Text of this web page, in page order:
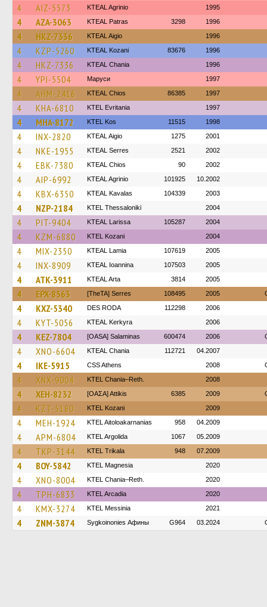
4 AIZ-5573 KTEAL Agrinio 1995
4 AZA-3063 KTEAL Patras 3298 1996
4 HKZ-7336 KTEAL Aigio 1996
4 KZP-5260 KTEAL Kozani 83676 1996
4 HKZ-7336 KTEAL Chania 1996
4 YPI-5504 Маруси 1997
4 AHM-2416 KTEAL Chios 86385 1997
4 KHA-6810 ΚΤΕL Evritania 1997
4 MHA-8172 KTEL Kos 11515 1998
4 INX-2820 KTEAL Aigio 1275 2001
4 NKE-1955 KTEAL Serres 2521 2002
4 EBK-7380 KTEAL Chios 90 2002
4 AIP-6992 KTEAL Agrinio 101925 10.2002
4 KBX-6350 KTEAL Kavalas 104339 2003
4 NZP-2184 KTEL Thessaloniki 2004
4 PIT-9404 KTEAL Larissa 105287 2004
4 KZM-6880 ΚΤΕL Kozani 2004
4 MIX-2350 KTEAL Lamia 107619 2005
4 INX-8909 KTEAL Ioannina 107503 2005
4 ATK-3911 KTEAL Arta 3814 2005
4 EPX-8563 [TheTA] Serres 108495 2005
4 KXZ-5340 DES RODA 112298 2006
4 KYT-5056 KTEAL Kerkyra 2006
4 KEZ-7804 [OASA] Salaminas 600474 2006
4 XNO-6604 KTEAL Chania 112721 04.2007
4 IKE-5915 CSS Athens 2008
4 XNX-9004 KTEL Chania–Reth. 2008
4 XEH-8232 [ΟΑΣΑ] Αttikis 6385 2009
4 KZT-5180 ΚΤΕL Kozani 2009
4 MEH-1924 KTEL Aitoloakarnanias 958 04.2009
4 APM-6804 KTEL Argolida 1067 05.2009
4 TKP-3144 ΚΤΕL Τrikala 948 07.2009
4 BOY-5842 ΚΤΕL Magnesia 2020
4 XNO-8004 KTEL Chania–Reth. 2020
4 TPH-6833 KTEL Arcadia 2020
4 KMX-3274 KTEL Messinia 2021
4 ZNM-3874 Sygkoinonies Афины G964 03.2024